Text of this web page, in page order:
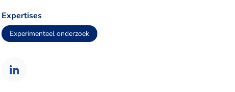
Expertises
Experimenteel onderzoek